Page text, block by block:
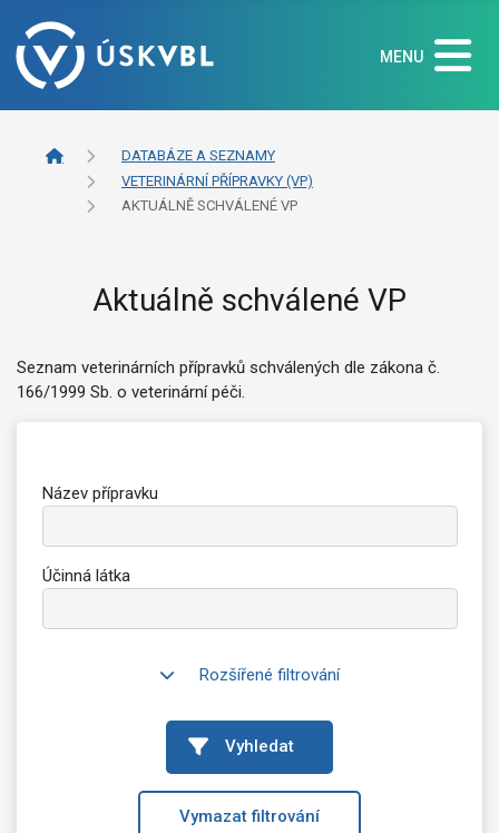
MENU
DATABÁZE A SEZNAMY
VETERINÁRNÍ PŘÍPRAVKY (VP)
AKTUÁLNĚ SCHVÁLENÉ VP
Aktuálně schválené VP
Seznam veterinárních přípravků schválených dle zákona č.
166/1999 Sb. o veterinární péči.
Název přípravku
Účinná látka
Rozšířené filtrování
Vyhledat
Vymazat filtrování